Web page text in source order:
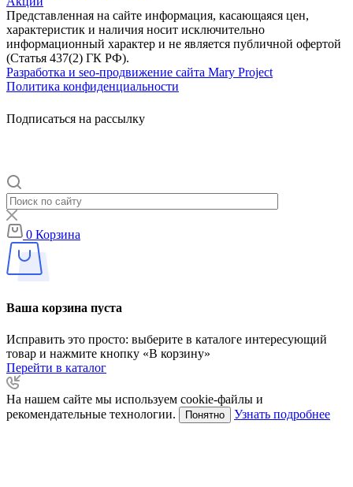
Представленная на сайте информация, касающаяся цен,
характеристик и наличия носит исключительно
информационный характер и не является публичной офертой
(Статья 437(2) ГК РФ).
Разработка и seo-продвижение сайта Mary Project
Политика конфиденциальности
Подписаться на рассылку
0 Корзина
Ваша корзина пуста
Исправить это просто: выберите в каталоге интересующий
товар и нажмите кнопку «В корзину»
Перейти в каталог
На нашем сайте мы используем cookie-файлы и
рекомендательные технологии.
Понятно Узнать подробнее